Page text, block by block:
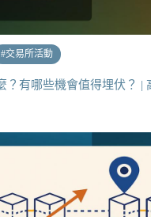
#交易所活動
？有哪些機會值得埋伏？ |